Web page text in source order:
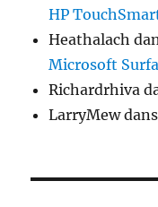
HP
Heathalach
Microsoft
Richardrhiva
LarryMew